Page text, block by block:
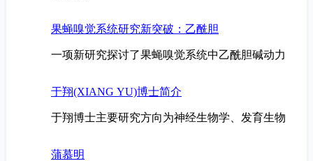
果蝇嗅觉系统研究新突破：乙酰胆
一项新研究探讨了果蝇嗅觉系统中乙酰胆碱动力
于翔(XIANG YU)博士简介
于翔博士主要研究方向为神经生物学、发育生物
蒲慕明